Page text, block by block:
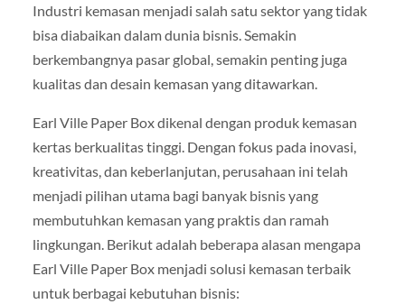
Industri kemasan menjadi salah satu sektor yang tidak
bisa diabaikan dalam dunia bisnis. Semakin
berkembangnya pasar global, semakin penting juga
kualitas dan desain kemasan yang ditawarkan.
Earl Ville Paper Box dikenal dengan produk kemasan
kertas berkualitas tinggi. Dengan fokus pada inovasi,
kreativitas, dan keberlanjutan, perusahaan ini telah
menjadi pilihan utama bagi banyak bisnis yang
membutuhkan kemasan yang praktis dan ramah
lingkungan. Berikut adalah beberapa alasan mengapa
Earl Ville Paper Box menjadi solusi kemasan terbaik
untuk berbagai kebutuhan bisnis: